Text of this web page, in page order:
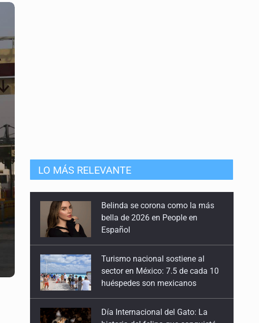
LO MÁS RELEVANTE
Turismo nacional sostiene al
sector en México: 7.5 de cada 10
huéspedes son mexicanos
Día Internacional del Gato: La
historia del felino que conquistó
nuestros hogares e internet
México rompe su récord histórico